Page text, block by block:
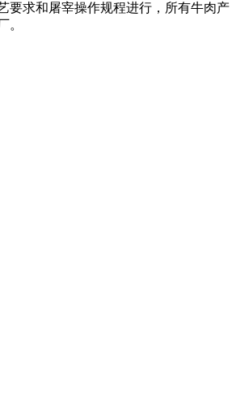
要求和屠宰操作规程进行，所有牛肉产
。